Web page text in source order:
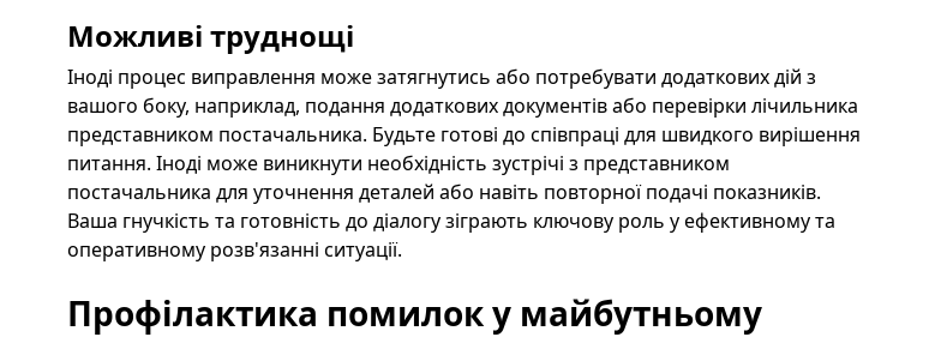
Можливі труднощі
Іноді процес виправлення може затягнутись або потребувати додаткових дій з
вашого боку, наприклад, подання додаткових документів або перевірки лічильника
представником постачальника. Будьте готові до співпраці для швидкого вирішення
питання. Іноді може виникнути необхідність зустрічі з представником
постачальника для уточнення деталей або навіть повторної подачі показників.
Ваша гнучкість та готовність до діалогу зіграють ключову роль у ефективному та
оперативному розв'язанні ситуації.
Профілактика помилок у майбутньому